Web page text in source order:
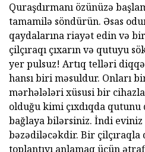
Quraşdırmanı özünüzə
tamamilə söndürün. Əsas
qaydalarına riayət edin və
çilçıraqı çıxarın və qutuyu
yer pulsuz! Artıq telləri
hansı biri məsuldur. Onları
mərhələləri xüsusi bir cihazla
olduğu kimi çıxdıqda
bağlaya bilərsiniz. İndi
bəzədiləcəkdir. Bir çilçıraqla
toplantıyı anlamaq üçün